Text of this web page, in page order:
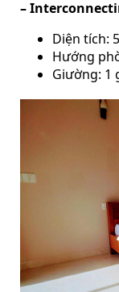
–
Diện tích:
Hướng
Giường: 1